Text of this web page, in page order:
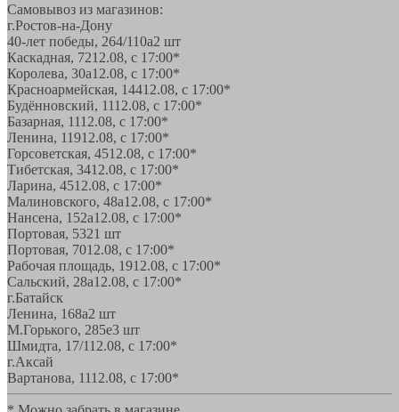
Самовывоз из магазинов:
г.Ростов-на-Дону
40-лет победы, 264/110а2 шт
Каскадная, 7212.08, с 17:00*
Королева, 30а12.08, с 17:00*
Красноармейская, 14412.08, с 17:00*
Будённовский, 1112.08, с 17:00*
Базарная, 1112.08, с 17:00*
Ленина, 11912.08, с 17:00*
Горсоветская, 4512.08, с 17:00*
Тибетская, 3412.08, с 17:00*
Ларина, 4512.08, с 17:00*
Малиновского, 48а12.08, с 17:00*
Нансена, 152а12.08, с 17:00*
Портовая, 5321 шт
Портовая, 7012.08, с 17:00*
Рабочая площадь, 1912.08, с 17:00*
Сальский, 28a12.08, с 17:00*
г.Батайск
Ленина, 168а2 шт
М.Горького, 285е3 шт
Шмидта, 17/112.08, с 17:00*
г.Аксай
Вартанова, 1112.08, с 17:00*